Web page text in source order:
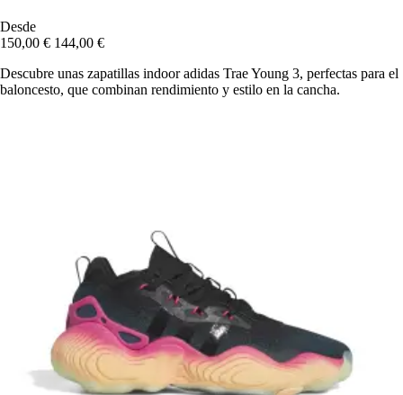
Desde
150,00 € 144,00 €
Descubre unas zapatillas indoor adidas Trae Young 3, perfectas para el
baloncesto, que combinan rendimiento y estilo en la cancha.